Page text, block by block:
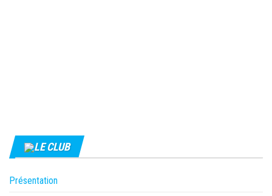
LE CLUB
Présentation